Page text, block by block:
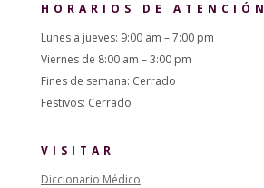
HORARIOS DE ATENCIÓN
Lunes a jueves: 9:00 am – 7:00 pm
Viernes de 8:00 am – 3:00 pm
Fines de semana: Cerrado
Festivos: Cerrado
VISITAR
Diccionario Médico